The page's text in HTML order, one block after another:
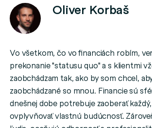
Oliver Korbaš
Vo všetkom, čo vo financiách robím,
prekonanie "statusu quo" a s klientmi
zaobchádzam tak, ako by som chcel,
zaobchádzané so mnou. Financie sú
dnešnej dobe potrebuje zaoberať
ovplyvňovať vlastnú budúcnosť.